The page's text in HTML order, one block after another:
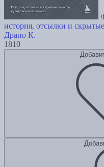
история, отсылки и
Драпо К.
1810